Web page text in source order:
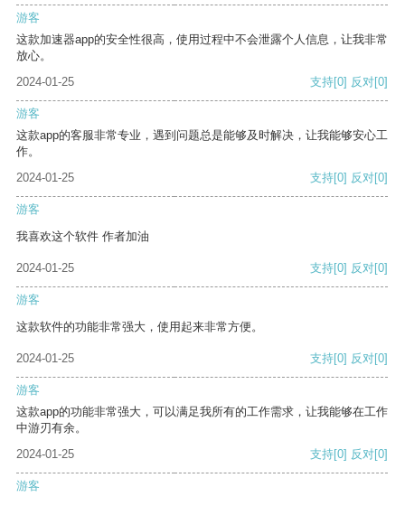
游客
这款加速器app的安全性很高，使用过程中不会泄露个人信息，让我非常
放心。
2024-01-25
支持[0] 反对[0]
游客
这款app的客服非常专业，遇到问题总是能够及时解决，让我能够安心工
作。
2024-01-25
支持[0] 反对[0]
游客
我喜欢这个软件 作者加油
2024-01-25 支持[0] 反对[0]
游客
这款软件的功能非常强大，使用起来非常方便。
2024-01-25 支持[0] 反对[0]
游客
这款app的功能非常强大，可以满足我所有的工作需求，让我能够在工作
中游刃有余。
2024-01-25
支持[0] 反对[0]
游客